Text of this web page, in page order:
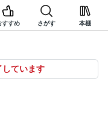
すすめ さがす 本棚
しています